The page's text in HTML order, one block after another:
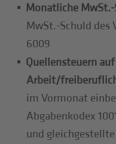
Monatliche
MwSt.-Schuld des
6009
Quellensteuern
Arbeit/
im Vormonat
Abgabenkodex
und